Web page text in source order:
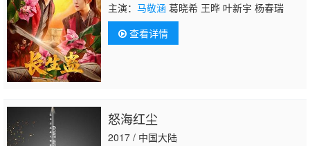
主演： 马敬涵 葛晓希 王晔 叶新宇 杨春瑞
查看详情
怒海红尘
2017 / 中国大陆